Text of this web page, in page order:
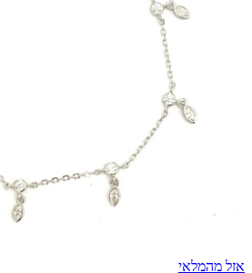
אזל מהמלאי